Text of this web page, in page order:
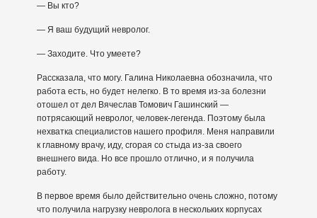
— Вы кто?
— Я ваш будущий невролог.
— Заходите. Что умеете?
Рассказала, что могу. Галина Николаевна обозначила, что
работа есть, но будет нелегко. В то время из-за болезни
отошел от дел Вячеслав Томович Гашинский —
потрясающий невролог, человек-легенда. Поэтому была
нехватка специалистов нашего профиля. Меня направили
к главному врачу, иду, сгорая со стыда из-за своего
внешнего вида. Но все прошло отлично, и я получила
работу.
В первое время было действительно очень сложно, потому
что получила нагрузку невролога в нескольких корпусах